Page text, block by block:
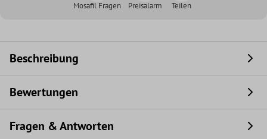
Mosafil Fragen Preisalarm Teilen
Beschreibung
Bewertungen
Fragen & Antworten